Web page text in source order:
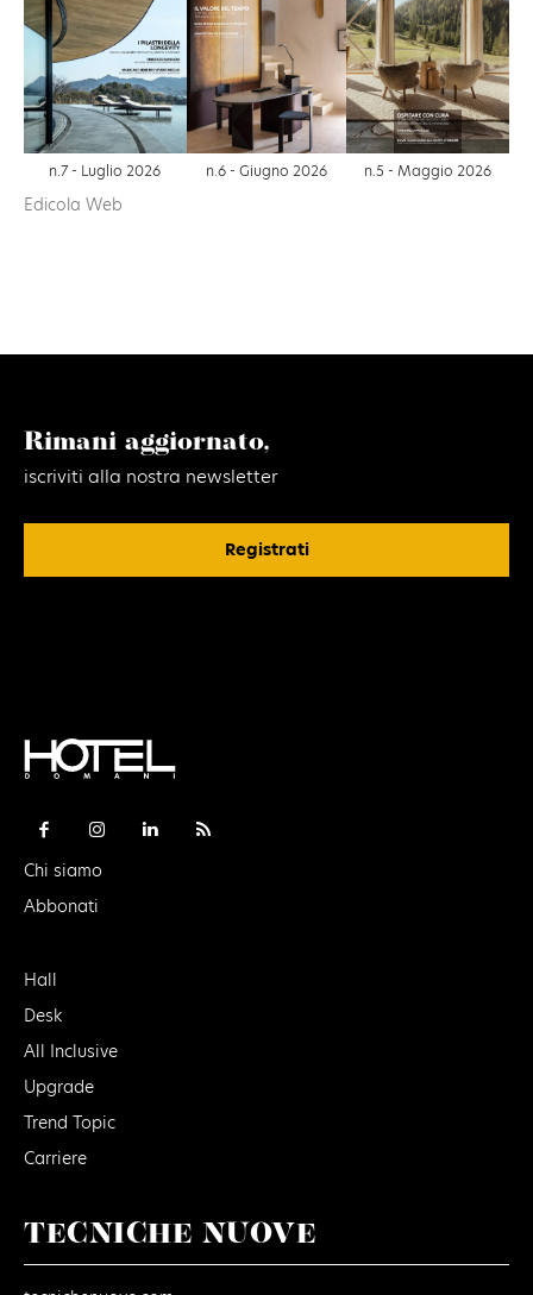
n.7 - Luglio 2026 n.6 - Giugno 2026 n.5 - Maggio 2026
Edicola Web
Rimani aggiornato,
iscriviti alla nostra newsletter
Registrati
Chi siamo
Abbonati
Hall
Desk
All Inclusive
Upgrade
Trend Topic
Carriere
TECNICHE NUOVE